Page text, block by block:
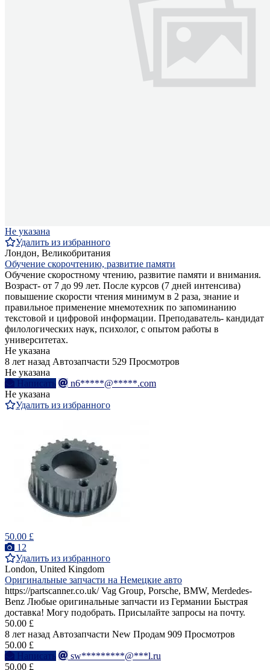
Не указана
Удалить из избранного
Лондон, Великобритания
Обучение скорочтению, развитие памяти
Обучение скоростному чтению, развитие памяти и внимания.
Возраст- от 7 до 99 лет. После курсов (7 дней интенсива)
повышение скорости чтения минимум в 2 раза, знание и
правильное применение мнемотехник по запоминанию
текстовой и цифровой информации. Преподаватель- кандидат
филологических наук, психолог, с опытом работы в
университетах.
Не указана
8 лет назад Автозапчасти 529 Просмотров
Не указана
Написать
n6*****@*****.com
Не указана
Удалить из избранного
50.00 £
12
Удалить из избранного
London, United Kingdom
Оригинальные запчасти на Немецкие авто
https://partscanner.co.uk/ Vag Group, Porsche, BMW, Merdedes-
Benz Любые оригинальные запчасти из Германии Быстрая
доставка! Могу подобрать. Присылайте запросы на почту.
50.00 £
8 лет назад Автозапчасти New Продам 909 Просмотров
50.00 £
Написать
sw*********@***l.ru
50.00 £